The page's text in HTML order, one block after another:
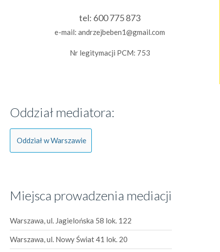
tel: 600 775 873
e-mail: andrzejbeben1@gmail.com
Nr legitymacji PCM: 753
Oddział mediatora:
Oddział w Warszawie
Miejsca prowadzenia mediacji
Warszawa, ul. Jagielońska 58 lok. 122
Warszawa, ul. Nowy Świat 41 lok. 20